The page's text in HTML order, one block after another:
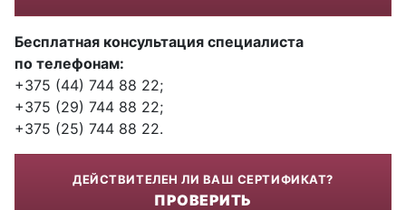
Бесплатная консультация специалиста
по телефонам:
+375 (44) 744 88 22;
+375 (29) 744 88 22;
+375 (25) 744 88 22.
ДЕЙСТВИТЕЛЕН ЛИ ВАШ СЕРТИФИКАТ?
ПРОВЕРИТЬ